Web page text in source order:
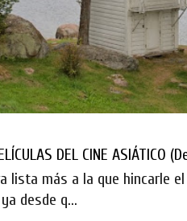
DEL CINE ASIÁTICO
lista más a la que hincarle
desde q...